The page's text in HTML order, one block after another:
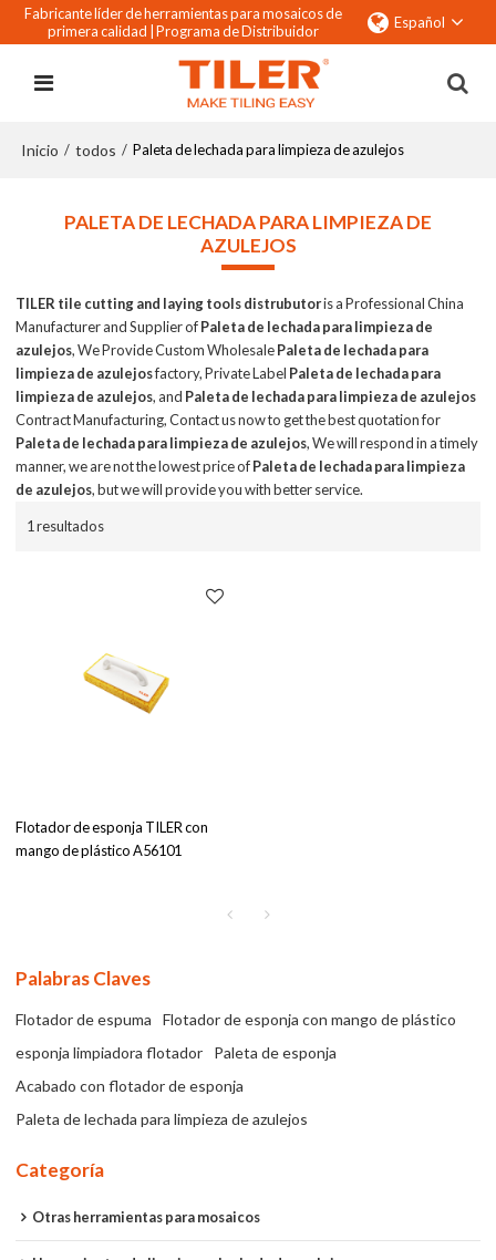
Fabricante líder de herramientas para mosaicos de
primera calidad | Programa de Distribuidor Español
Inicio / todos / Paleta de lechada para limpieza de azulejos
PALETA DE LECHADA PARA LIMPIEZA DE
AZULEJOS
TILER tile cutting and laying tools distrubutoris a Professional China
Manufacturer and Supplier ofPaleta de lechada para limpieza de
azulejos, We Provide Custom WholesalePaleta de lechada para
limpieza de azulejosfactory, Private Label Paleta de lechada para
limpieza de azulejos, and Paleta de lechada para limpieza de azulejos
Contract Manufacturing, Contact us now to get the best quotation for
Paleta de lechada para limpieza de azulejos, We will respond in a timely
manner, we are not the lowest price ofPaleta de lechada para limpieza
de azulejos, but we will provide you with better service.
1 resultados
Flotador de esponja TILER con
mango de plástico A56101
Palabras Claves
Flotador de espuma
Flotador de esponja con mango de plástico
esponja limpiadora flotador
Paleta de esponja
Acabado con flotador de esponja
Paleta de lechada para limpieza de azulejos
Categoría
Otras herramientas para mosaicos